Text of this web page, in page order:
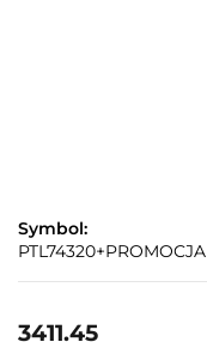
Symbol:
PTL74320+PROMOCJA
3411.45